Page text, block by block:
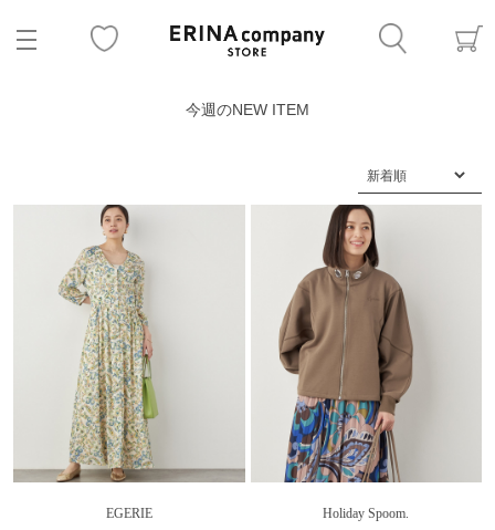
今週のNEW ITEM
EGERIE
Holiday Spoom.